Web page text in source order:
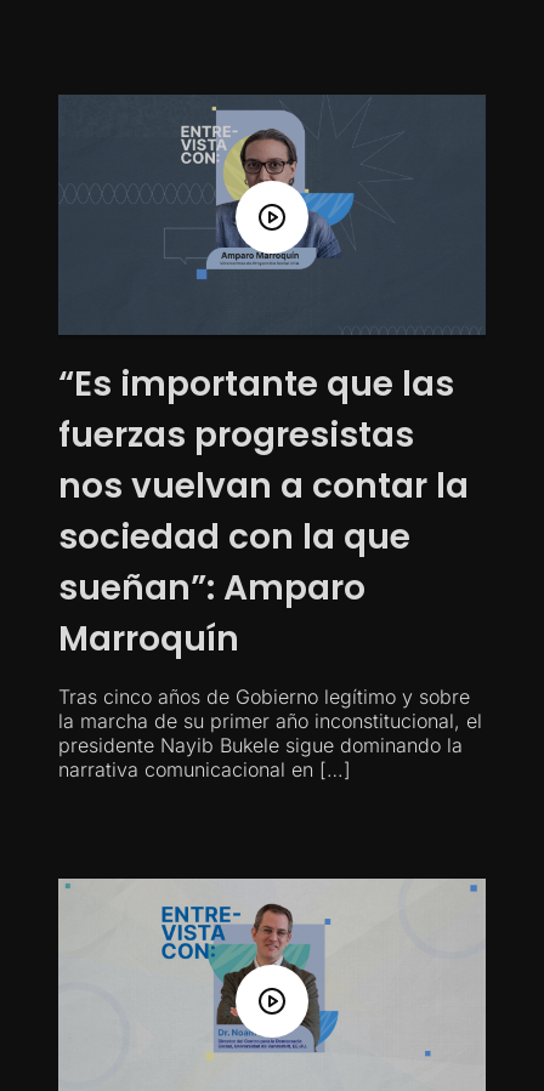
“Es importante que las
fuerzas progresistas
nos vuelvan a contar la
sociedad con la que
sueñan”: Amparo
Marroquín
Tras cinco años de Gobierno legítimo y sobre
la marcha de su primer año inconstitucional, el
presidente Nayib Bukele sigue dominando la
narrativa comunicacional en […]